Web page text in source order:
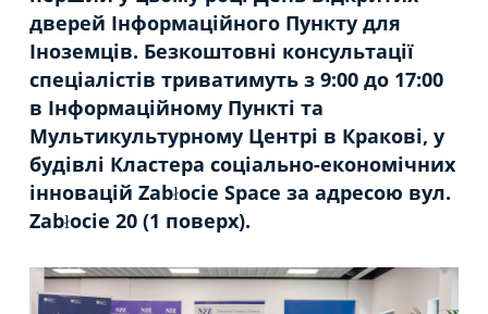
дверей Інформаційного Пункту для
Iноземців. Безкоштовні консультації
спеціалістів триватимуть з 9:00 до 17:00
в Інформаційному Пункті та
Мультикультурному Центрі в Кракові, у
будівлі Кластера соціально-економічних
інновацій Zabłocie Space за адресою вул.
Zabłocie 20 (1 поверх).